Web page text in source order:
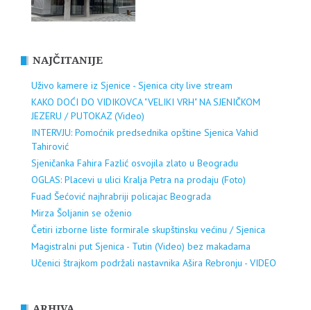
NAJČITANIJE
Uživo kamere iz Sjenice - Sjenica city live stream
KAKO DOĆI DO VIDIKOVCA "VELIKI VRH" NA SJENIČKOM
JEZERU / PUTOKAZ (Video)
INTERVJU: Pomoćnik predsednika opštine Sjenica Vahid
Tahirović
Sjeničanka Fahira Fazlić osvojila zlato u Beogradu
OGLAS: Placevi u ulici Kralja Petra na prodaju (Foto)
Fuad Šećović najhrabriji policajac Beograda
Mirza Šoljanin se oženio
Četiri izborne liste formirale skupštinsku većinu / Sjenica
Magistralni put Sjenica - Tutin (Video) bez makadama
Učenici štrajkom podržali nastavnika Ašira Rebronju - VIDEO